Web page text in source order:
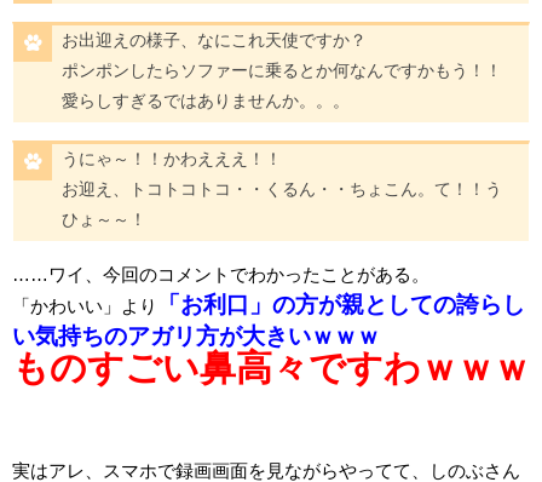
お出迎えの様子、なにこれ天使ですか？
ポンポンしたらソファーに乗るとか何なんですかもう！！
愛らしすぎるではありませんか。。。
うにゃ～！！かわえええ！！
お迎え、トコトコトコ・・くるん・・ちょこん。て！！う
ひょ～～！
……ワイ、今回のコメントでわかったことがある。
「かわいい」より
「お利口」の方が親としての誇らし
い気持ちのアガリ方が大きいｗｗｗ
ものすごい鼻高々ですわｗｗｗ
実はアレ、スマホで録画画面を見ながらやってて、しのぶさん